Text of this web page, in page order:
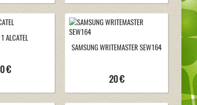
ALCATEL
€
SAMSUNG WRITEMASTER SEW164
20 €